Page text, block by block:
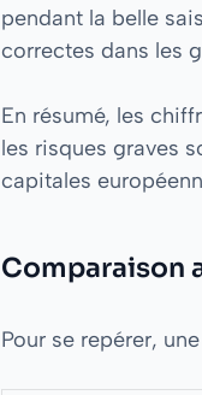
pendant la belle
correctes dans les
En résumé, les
les risques graves
capitales
Comparaison
Pour se repérer,